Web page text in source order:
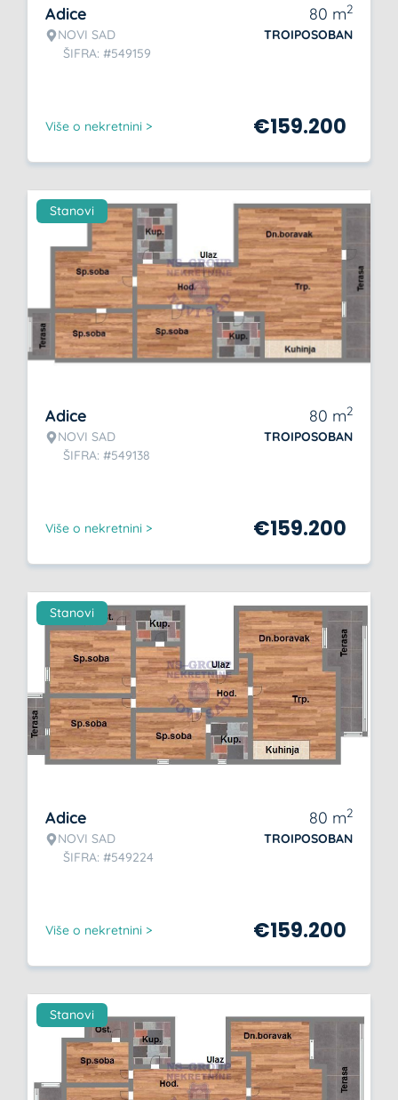
Adice
NOVI SAD
ŠIFRA: #549159
80 m2
TROIPOSOBAN
Više o nekretnini > €159.200
Stanovi
Adice
NOVI SAD
ŠIFRA: #549138
80 m2
TROIPOSOBAN
Više o nekretnini > €159.200
Stanovi
Adice
NOVI SAD
ŠIFRA: #549224
80 m2
TROIPOSOBAN
Više o nekretnini > €159.200
Stanovi